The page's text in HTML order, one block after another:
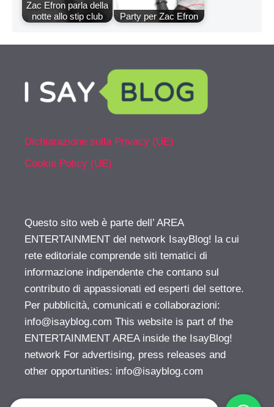
Zac Efron parla della
notte allo stip club
Party per Zac Efron
Dichiarazione sulla Privacy (UE)
Cookie Policy (UE)
Questo sito web è parte dell’ AREA
ENTERTAINMENT del network IsayBlog! la cui
rete editoriale comprende siti tematici di
informazione indipendente che contano sul
contributo di appassionati ed esperti del settore.
Per pubblicità, comunicati e collaborazioni:
info@isayblog.com This website is part of the
ENTERTAINMENT AREA inside the IsayBlog!
network For advertising, press releases and
other opportunities: info@isayblog.com